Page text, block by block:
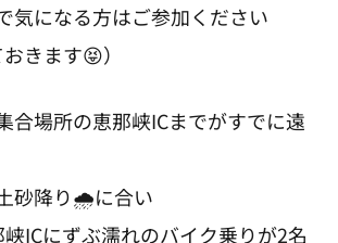
気になる方はご参加ください
きます😝）
合場所の恵那峡ICまでがすでに遠
砂降り🌧️に合い
ICにずぶ濡れのバイク乗りが2名